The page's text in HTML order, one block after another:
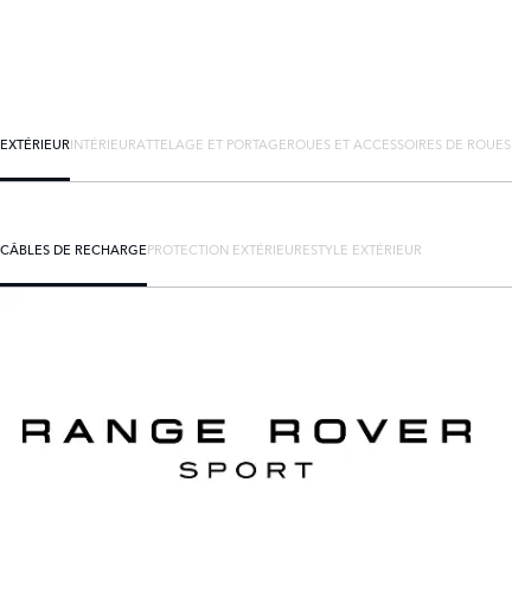
EXTÉRIEURINTÉRIEURATTELAGE ET PORTAGEROUES ET ACCESSOIRES DE ROUES
CÂBLES DE RECHARGEPROTECTION EXTÉRIEURESTYLE EXTÉRIEUR